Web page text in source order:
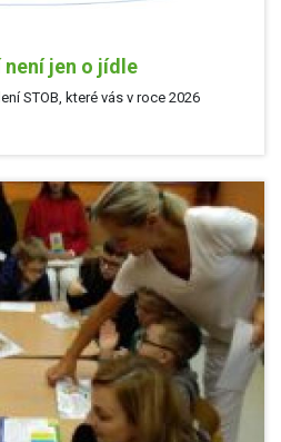
není jen o jídle
STOB, které vás v roce 2026